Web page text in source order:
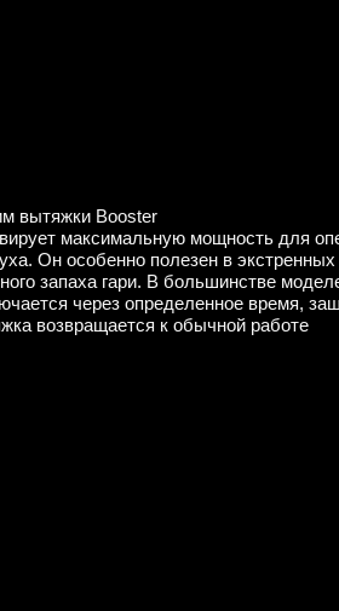
вытяжки Booster
максимальную мощность для
Он особенно полезен в
запаха гари. В большинстве
через определенное время,
возвращается к обычной работе